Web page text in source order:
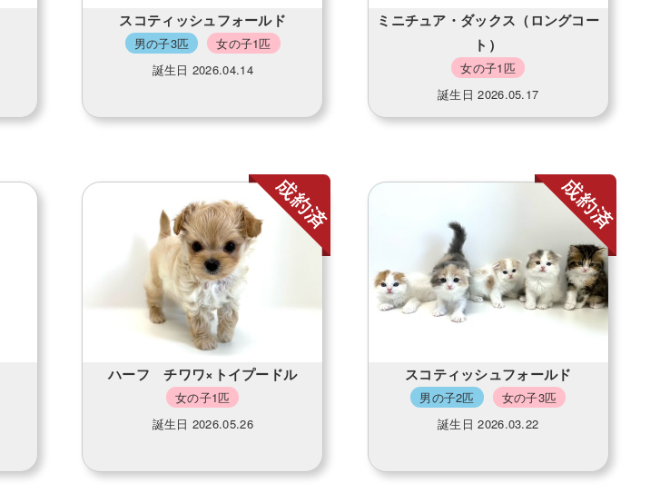
スコティッシュフォールド
男の子3匹
女の子1匹
誕生日 2026.04.14
ミニチュア・ダックス（ロングコー
ト）
女の子1匹
誕生日 2026.05.17
ハーフ チワワ×トイプードル
女の子1匹
誕生日 2026.05.26
スコティッシュフォールド
男の子2匹
女の子3匹
誕生日 2026.03.22